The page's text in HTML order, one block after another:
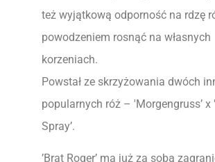
też wyjątkową odporność na rdzę
powodzeniem rosnąć na własnych
korzeniach.
Powstał ze skrzyżowania dwóch
popularnych róż – 'Morgengruss’ x
Spray’.
’Brat Roger’ ma już za sobą